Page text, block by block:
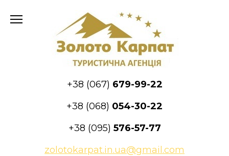
+38 (067) 679-99-22
+38 (068) 054-30-22
+38 (095) 576-57-77
zolotokarpat.in.ua@gmail.com